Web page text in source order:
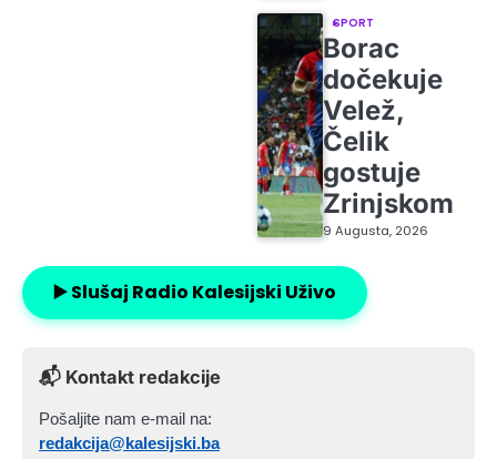
SPORT
Borac
dočekuje
Velež,
Čelik
gostuje
Zrinjskom
9 Augusta, 2026
▶️ Slušaj Radio Kalesijski Uživo
📬 Kontakt redakcije
Pošaljite nam e-mail na:
redakcija@kalesijski.ba